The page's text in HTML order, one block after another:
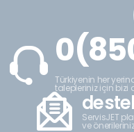
Türkiyenin her
talepleriniz için bizi
ServisJET
ve